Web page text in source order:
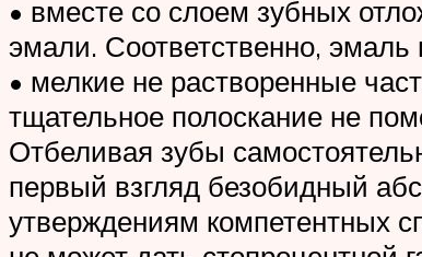
• вместе со слоем зубных
эмали. Соответственно, эмаль
• мелкие не растворенные
тщательное полоскание не
Отбеливая зубы
первый взгляд безобидный
утверждениям компетентных